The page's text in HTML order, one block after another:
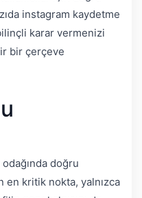
instagram kaydetme
karar vermenizi
bir çerçeve
doğru
kritik nokta, yalnızca